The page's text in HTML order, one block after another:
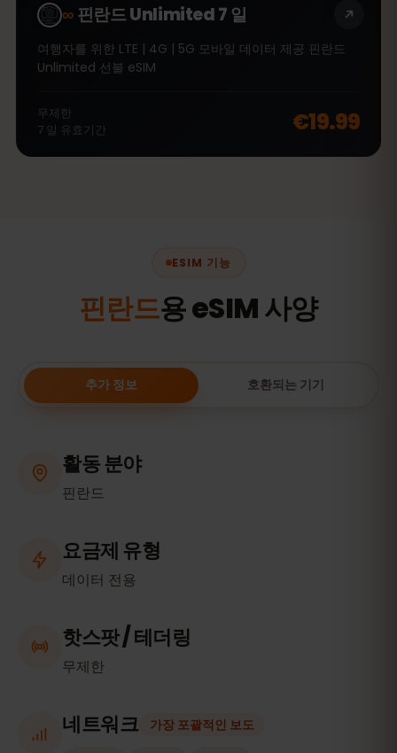
∞핀란드 Unlimited 7 일
여행자를 위한 LTE | 4G | 5G 모바일 데이터 제공 핀란드
Unlimited 선불 eSIM
무제한
7 일 유효기간 €19.99
ESIM 기능
핀란드용 eSIM 사양
추가 정보 호환되는 기기
활동 분야
핀란드
요금제 유형
데이터 전용
핫스팟 / 테더링
무제한
네트워크 가장 포괄적인 보도